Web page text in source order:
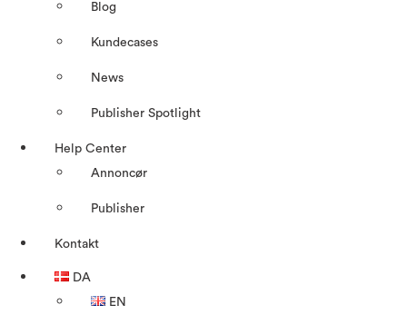
Blog
Kundecases
News
Publisher Spotlight
Help Center
Annoncør
Publisher
Kontakt
DA
EN